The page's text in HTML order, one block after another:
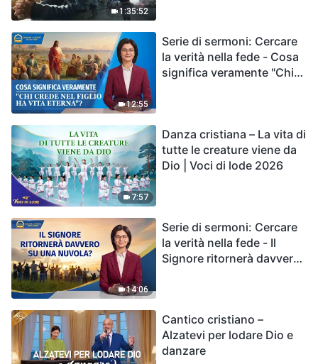
1:35:52
Regno di Dio?
12:55
Serie di sermoni: Cercare
la verità nella fede - Cosa
significa veramente "Chi
7:57
Danza cristiana – La vita di
tutte le creature viene da
Dio | Voci di lode 2026
14:06
Serie di sermoni: Cercare
la verità nella fede - Il
Signore ritornerà davvero
Cantico cristiano –
Alzatevi per lodare Dio e
danzare